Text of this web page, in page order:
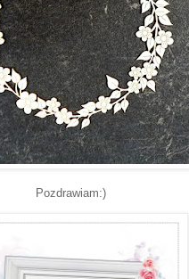
Pozdrawiam:)